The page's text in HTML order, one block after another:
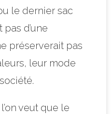
le dernier sac
d’une
préserverait pas
leur mode
veut que le